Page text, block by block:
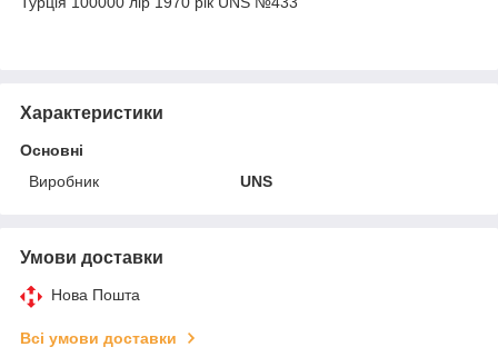
Характеристики
Основні
Виробник
UNS
Умови доставки
Нова Пошта
Всі умови доставки